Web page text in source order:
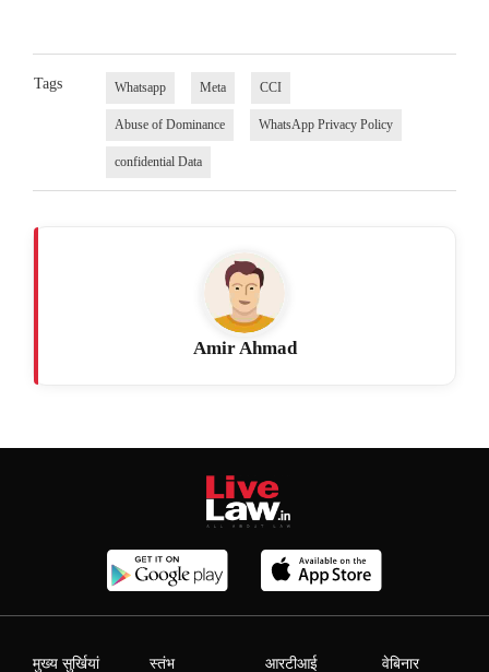
Tags Whatsapp Meta CCI
Abuse of Dominance WhatsApp Privacy Policy
confidential Data
Amir Ahmad
मुख्य सुर्खियां स्तंभ आरटीआई वेबिनार